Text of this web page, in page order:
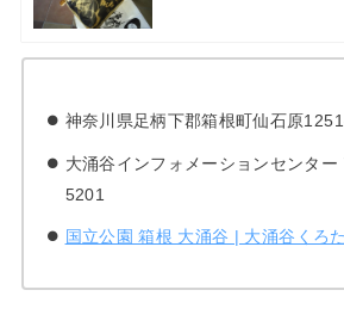
神奈川県足柄下郡箱根町仙石原
大涌谷インフォメーションセンタ
5201
国立公園 箱根 大涌谷 | 大涌谷くろ